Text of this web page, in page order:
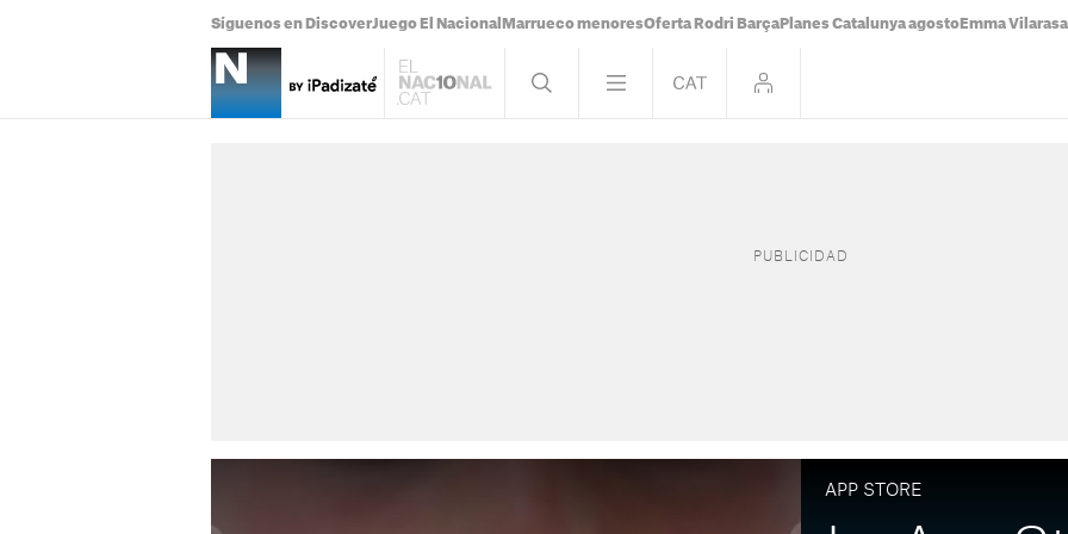
Síguenos en DiscoverJuego El Nacional Marrueco menoresOferta Rodri Barça Planes Catalunya agosto Emma
APP STORE